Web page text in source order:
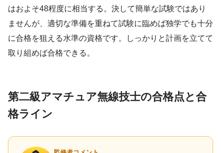
はおよそ48程度に相当する。決して簡単な試験ではあり
ませんが、適切な準備を重ねて試験に臨めば独学でも十分
に合格を狙える水準の資格です。しっかりと計画を立てて
取り組めば合格できる。
第二級アマチュア無線技士の合格点と合
格ライン